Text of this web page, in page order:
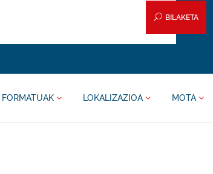
BILAKETA
FORMATUAK LOKALIZAZIOA MOTA